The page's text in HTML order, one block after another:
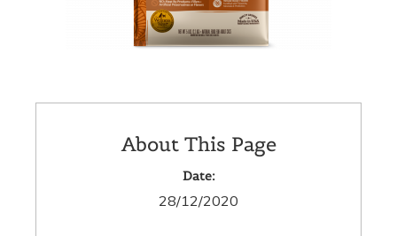
About This Page
Date:
28/12/2020